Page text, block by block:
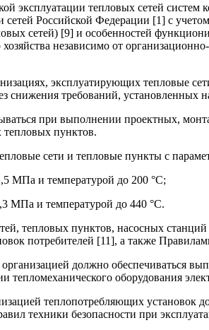
эксплуатации тепловых сетей
сетей Российской Федерации [1] с
сетей) [9] и особенностей
независимо от
эксплуатирующих тепловые
снижения требований, установленных
при выполнении проектных,
тепловых пунктов.
сети и тепловые пункты с
МПа и температурой до 200 °С;
МПа и температурой до 440 °С.
тепловых пунктов, насосных
потребителей [11], а также
должно обеспечиваться
тепломеханического оборудования
теплопотребляющих установок
техники безопасности при